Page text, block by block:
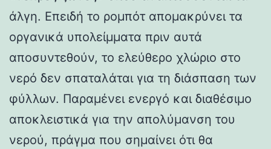
άλγη. Επειδή το ρομπότ απομακρύνει τα
οργανικά υπολείμματα πριν αυτά
αποσυντεθούν, το ελεύθερο χλώριο στο
νερό δεν σπαταλάται για τη διάσπαση των
φύλλων. Παραμένει ενεργό και διαθέσιμο
αποκλειστικά για την απολύμανση του
νερού, πράγμα που σημαίνει ότι θα